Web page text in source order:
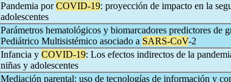
Pandemia porCOVID-19: proyección de impacto en la
adolescentes
Parámetros hematológicos y biomarcadores predictores de
Pediátrico Multisistémico asociado a SARS-CoV-2
Infancia y COVID-19: Los efectos indirectos de la
niñas y adolescentes
Mediación parental: uso de tecnologías de información y